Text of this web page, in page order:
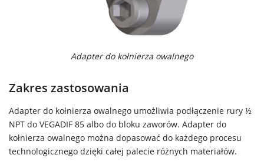
Adapter do kołnierza owalnego
Zakres zastosowania
Adapter do kołnierza owalnego umożliwia podłączenie rury ½
NPT do VEGADIF 85 albo do bloku zaworów. Adapter do
kołnierza owalnego można dopasować do każdego procesu
technologicznego dzięki całej palecie różnych materiałów.